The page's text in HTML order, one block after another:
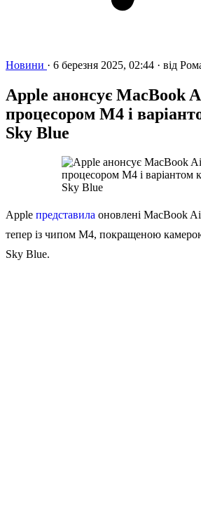
Новини · 6 березня 2025, 02:44 · від
Apple анонсує MacBook
процесором M4 і
Sky Blue
Apple представила оновлені MacBook
тепер із чипом M4, покращеною
Sky Blue.